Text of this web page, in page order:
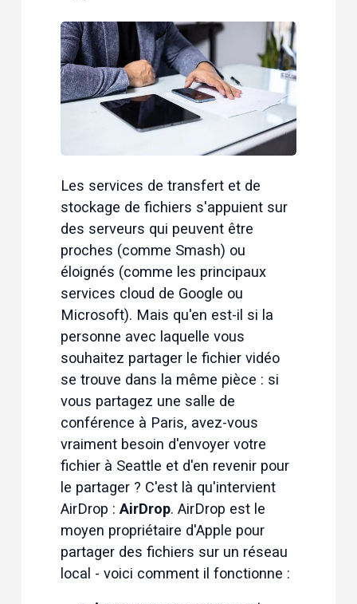
Les services de transfert et de
stockage de fichiers s'appuient sur
des serveurs qui peuvent être
proches (comme Smash) ou
éloignés (comme les principaux
services cloud de Google ou
Microsoft). Mais qu'en est-il si la
personne avec laquelle vous
souhaitez partager le fichier vidéo
se trouve dans la même pièce : si
vous partagez une salle de
conférence à Paris, avez-vous
vraiment besoin d'envoyer votre
fichier à Seattle et d'en revenir pour
le partager ? C'est là qu'intervient
AirDrop : AirDrop. AirDrop est le
moyen propriétaire d'Apple pour
partager des fichiers sur un réseau
local - voici comment il fonctionne :